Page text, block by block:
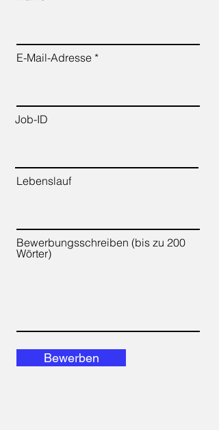
E-Mail-Adresse
Job-ID
Lebenslauf
Bewerbungsschreiben (bis zu 200
Wörter)
Bewerben